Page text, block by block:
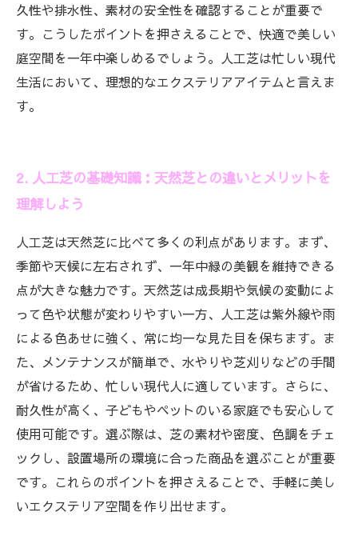
久性や排水性、素材の安全性を確認することが重要で
す。こうしたポイントを押さえることで、快適で美しい
庭空間を一年中楽しめるでしょう。人工芝は忙しい現代
生活において、理想的なエクステリアアイテムと言えま
す。
2. 人工芝の基礎知識：天然芝との違いとメリットを
理解しよう
人工芝は天然芝に比べて多くの利点があります。まず、
季節や天候に左右されず、一年中緑の美観を維持できる
点が大きな魅力です。天然芝は成長期や気候の変動によ
って色や状態が変わりやすい一方、人工芝は紫外線や雨
による色あせに強く、常に均一な見た目を保ちます。ま
た、メンテナンスが簡単で、水やりや芝刈りなどの手間
が省けるため、忙しい現代人に適しています。さらに、
耐久性が高く、子どもやペットのいる家庭でも安心して
使用可能です。選ぶ際は、芝の素材や密度、色調をチェ
ックし、設置場所の環境に合った商品を選ぶことが重要
です。これらのポイントを押さえることで、手軽に美し
いエクステリア空間を作り出せます。